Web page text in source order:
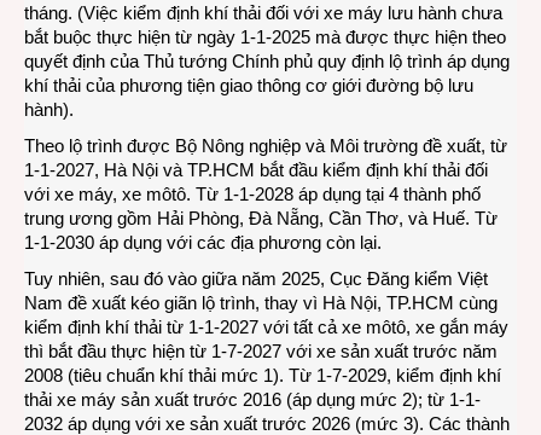
tháng. (Việc kiểm định khí thải đối với xe máy lưu hành chưa
bắt buộc thực hiện từ ngày 1-1-2025 mà được thực hiện theo
quyết định của Thủ tướng Chính phủ quy định lộ trình áp dụng
khí thải của phương tiện giao thông cơ giới đường bộ lưu
hành).
Theo lộ trình được Bộ Nông nghiệp và Môi trường đề xuất, từ
1-1-2027, Hà Nội và TP.HCM bắt đầu kiểm định khí thải đối
với xe máy, xe môtô. Từ 1-1-2028 áp dụng tại 4 thành phố
trung ương gồm Hải Phòng, Đà Nẵng, Cần Thơ, và Huế. Từ
1-1-2030 áp dụng với các địa phương còn lại.
Tuy nhiên, sau đó vào giữa năm 2025, Cục Đăng kiểm Việt
Nam đề xuất kéo giãn lộ trình, thay vì Hà Nội, TP.HCM cùng
kiểm định khí thải từ 1-1-2027 với tất cả xe môtô, xe gắn máy
thì bắt đầu thực hiện từ 1-7-2027 với xe sản xuất trước năm
2008 (tiêu chuẩn khí thải mức 1). Từ 1-7-2029, kiểm định khí
thải xe máy sản xuất trước 2016 (áp dụng mức 2); từ 1-1-
2032 áp dụng với xe sản xuất trước 2026 (mức 3). Các thành